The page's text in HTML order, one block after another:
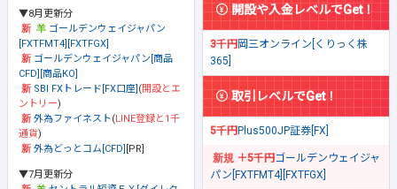
▼8月更新分
ゴールデンウェイジャパン
[FXTFMT4][FXTFGX]
ゴールデンウェイジャパン[商品
CFD][商品KO]
SBI FXトレード[FX口座] (開設とエ
ントリー)
外為ファイネスト(LINE登録と1千
通貨)
外為どっとコム[CFD] [PR]
▼7月更新分
開設や入金レベルでGet！
3千円岡三オンライン[くりっく株
365]
取引レベルでGet！
5千円Plus500JP証券[FX]
＋5千円ゴールデンウェイジャ
パン[FXTFMT4][FXTFGX]